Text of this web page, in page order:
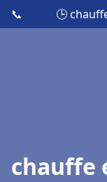
📞 🕒
chauffe